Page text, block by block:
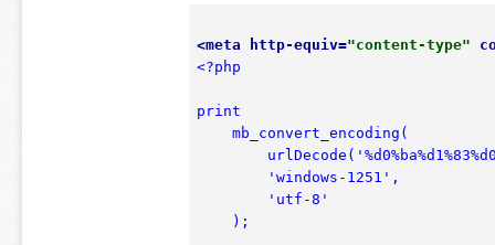
<meta http-equiv="content-type"
<?php
print